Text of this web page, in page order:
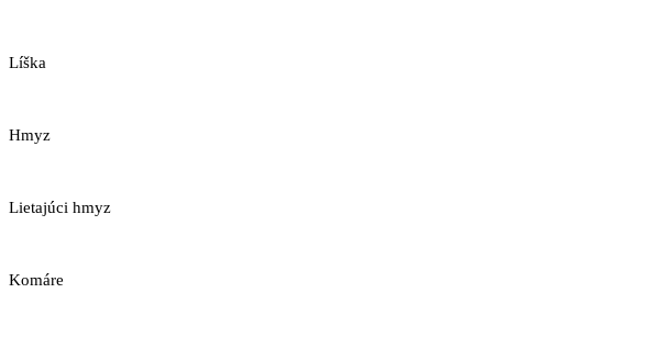
Líška
Hmyz
Lietajúci hmyz
Komáre